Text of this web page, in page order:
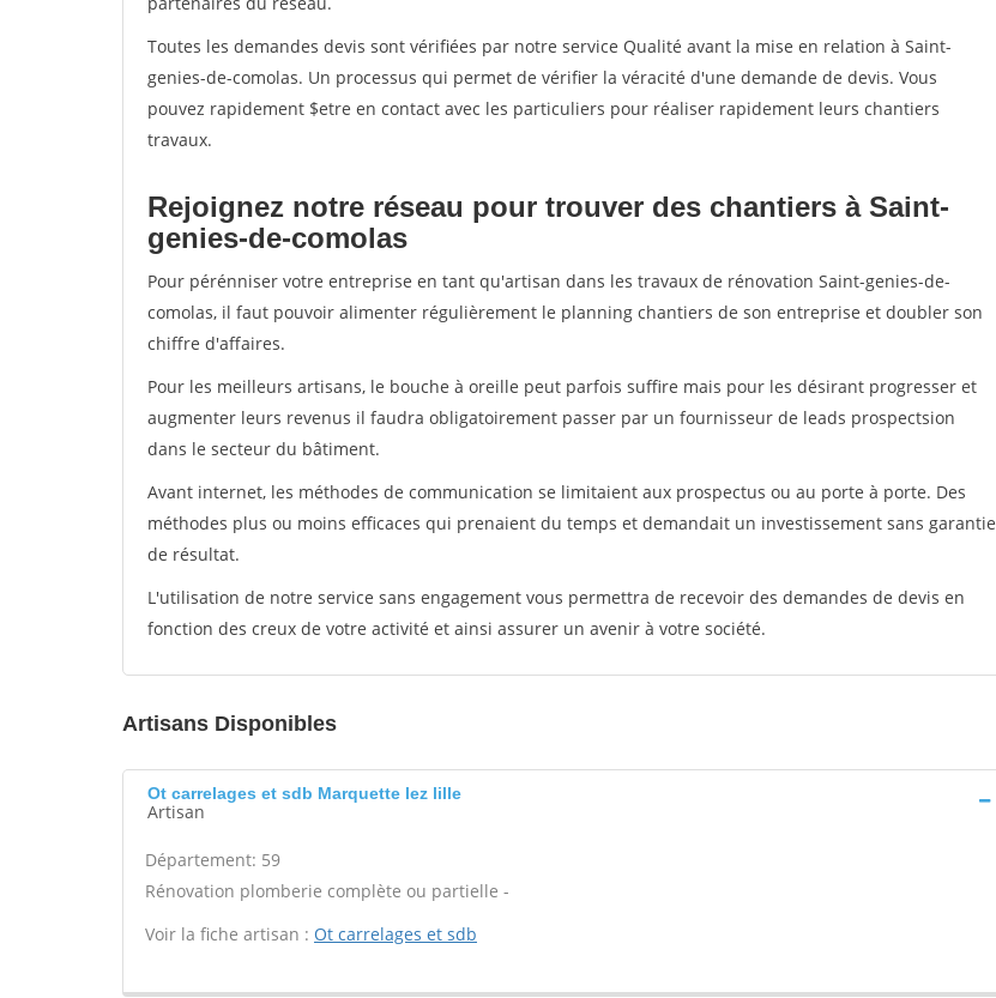
Toutes les demandes devis sont vérifiées par notre service Qualité avant la mise en relation à Saint-
genies-de-comolas. Un processus qui permet de vérifier la véracité d'une demande de devis. Vous
pouvez rapidement $etre en contact avec les particuliers pour réaliser rapidement leurs chantiers
travaux.
Rejoignez notre réseau pour trouver des chantiers à Saint-
genies-de-comolas
Pour pérénniser votre entreprise en tant qu'artisan dans les travaux de rénovation Saint-genies-de-
comolas, il faut pouvoir alimenter régulièrement le planning chantiers de son entreprise et doubler son
chiffre d'affaires.
Pour les meilleurs artisans, le bouche à oreille peut parfois suffire mais pour les désirant progresser et
augmenter leurs revenus il faudra obligatoirement passer par un fournisseur de leads prospectsion
dans le secteur du bâtiment.
Avant internet, les méthodes de communication se limitaient aux prospectus ou au porte à porte. Des
méthodes plus ou moins efficaces qui prenaient du temps et demandait un investissement sans garantie
de résultat.
L'utilisation de notre service sans engagement vous permettra de recevoir des demandes de devis en
fonction des creux de votre activité et ainsi assurer un avenir à votre société.
Artisans Disponibles
Ot carrelages et sdb Marquette lez lille
Artisan
Département: 59
Rénovation plomberie complète ou partielle -
Voir la fiche artisan : Ot carrelages et sdb